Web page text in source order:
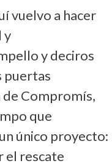
vuelvo a hacer
y
y deciros
puertas
Compromís,
que
único proyecto:
el rescate